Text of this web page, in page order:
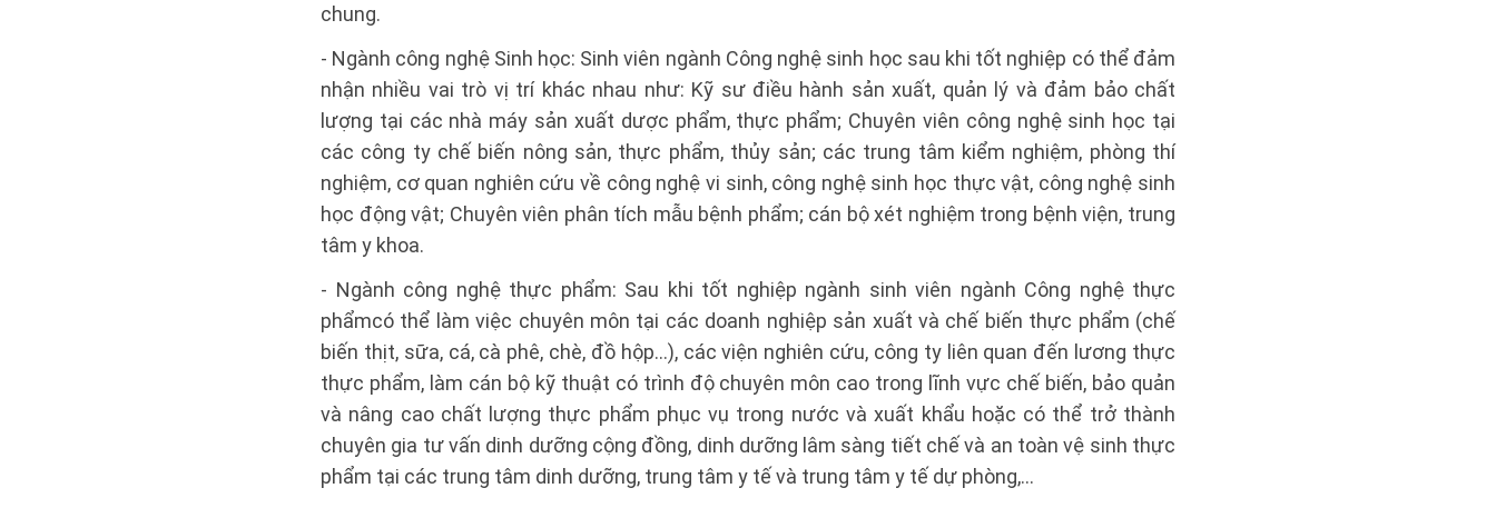
chung.
- Ngành công nghệ Sinh học: Sinh viên ngành Công nghệ sinh học sau khi tốt nghiệp có thể đảm
nhận nhiều vai trò vị trí khác nhau như: Kỹ sư điều hành sản xuất, quản lý và đảm bảo chất
lượng tại các nhà máy sản xuất dược phẩm, thực phẩm; Chuyên viên công nghệ sinh học tại
các công ty chế biến nông sản, thực phẩm, thủy sản; các trung tâm kiểm nghiệm, phòng thí
nghiệm, cơ quan nghiên cứu về công nghệ vi sinh, công nghệ sinh học thực vật, công nghệ sinh
học động vật; Chuyên viên phân tích mẫu bệnh phẩm; cán bộ xét nghiệm trong bệnh viện, trung
tâm y khoa.
- Ngành công nghệ thực phẩm: Sau khi tốt nghiệp ngành sinh viên ngành Công nghệ thực
phẩmcó thể làm việc chuyên môn tại các doanh nghiệp sản xuất và chế biến thực phẩm (chế
biến thịt, sữa, cá, cà phê, chè, đồ hộp…), các viện nghiên cứu, công ty liên quan đến lương thực
thực phẩm, làm cán bộ kỹ thuật có trình độ chuyên môn cao trong lĩnh vực chế biến, bảo quản
và nâng cao chất lượng thực phẩm phục vụ trong nước và xuất khẩu hoặc có thể trở thành
chuyên gia tư vấn dinh dưỡng cộng đồng, dinh dưỡng lâm sàng tiết chế và an toàn vệ sinh thực
phẩm tại các trung tâm dinh dưỡng, trung tâm y tế và trung tâm y tế dự phòng,…